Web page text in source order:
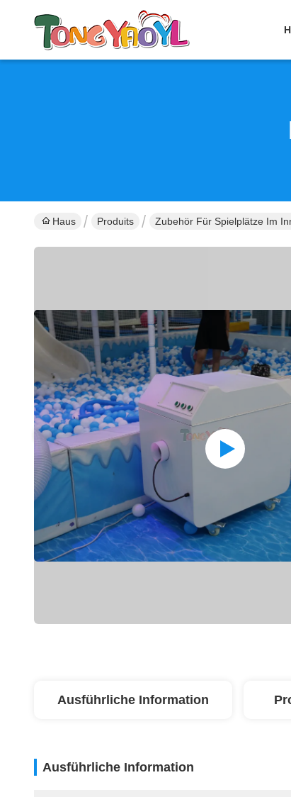
Haus Produits Zubehör Für Spielplätze Im
Ausführliche Information
Ausführliche Information